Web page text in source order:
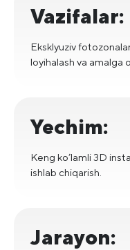
Vazifalar:
Eksklyuziv
loyihalash va amalga
Yechim:
Keng ko’lamli 3D
ishlab chiqarish.
Jarayon: